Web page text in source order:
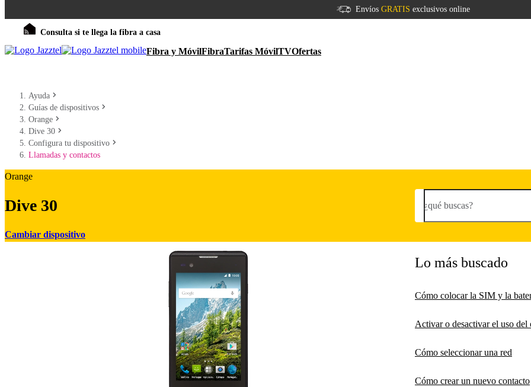
Envíos GRATIS exclusivos online
Consulta si te llega la fibra a casa
Fibra y MóvilFibraTarifas MóvilTVOfertas
Ayuda
Guías de dispositivos
Orange
Dive 30
Configura tu dispositivo
Llamadas y contactos
Orange
Dive 30
Cambiar dispositivo
¿qué buscas?
Lo más buscado
Cómo colocar la SIM y la
Activar o desactivar el uso del
Cómo seleccionar una red
Cómo crear un nuevo contacto